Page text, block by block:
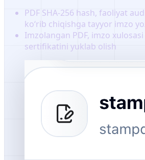
PDF SHA-256 hash, faoliyat
ko‘rib chiqishga tayyor imzo
Imzolangan PDF, imzo
sertifikatini yuklab olish